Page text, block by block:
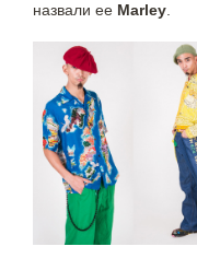
назвали ее Marley.